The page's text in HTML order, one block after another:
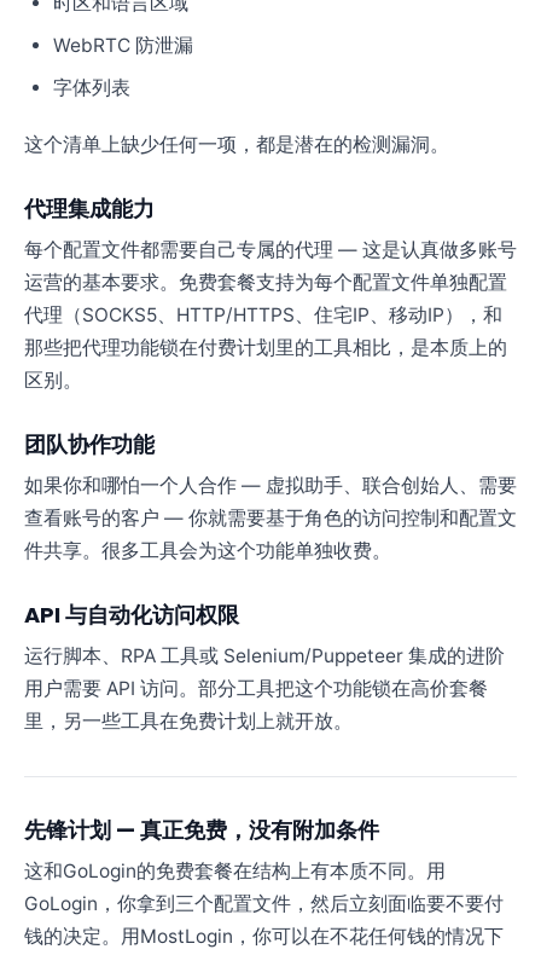
WebRTC 防泄漏
字体列表
这个清单上缺少任何一项，都是潜在的检测漏洞。
代理集成能力
每个配置文件都需要自己专属的代理 — 这是认真做多账号
运营的基本要求。免费套餐支持为每个配置文件单独配置
代理（SOCKS5、HTTP/HTTPS、住宅IP、移动IP），和
那些把代理功能锁在付费计划里的工具相比，是本质上的
区别。
团队协作功能
如果你和哪怕一个人合作 — 虚拟助手、联合创始人、需要
查看账号的客户 — 你就需要基于角色的访问控制和配置文
件共享。很多工具会为这个功能单独收费。
API 与自动化访问权限
运行脚本、RPA 工具或 Selenium/Puppeteer 集成的进阶
用户需要 API 访问。部分工具把这个功能锁在高价套餐
里，另一些工具在免费计划上就开放。
先锋计划 — 真正免费，没有附加条件
这和GoLogin的免费套餐在结构上有本质不同。用
GoLogin，你拿到三个配置文件，然后立刻面临要不要付
钱的决定。用MostLogin，你可以在不花任何钱的情况下